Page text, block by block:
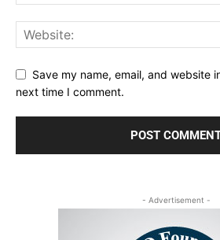
Save my name, email, and website
next time I comment.
- Advertisement -